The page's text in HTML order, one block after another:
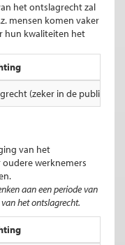
het ontslagrecht zal
mensen komen vaker
hun kwaliteiten het
(zeker in de publieke
van het
werknemers
aan een periode van
het ontslagrecht.